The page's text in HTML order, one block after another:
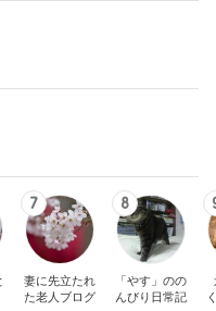
7
妻に先立たれ
た老人ブログ
8
「やす」のの
んびり日常記